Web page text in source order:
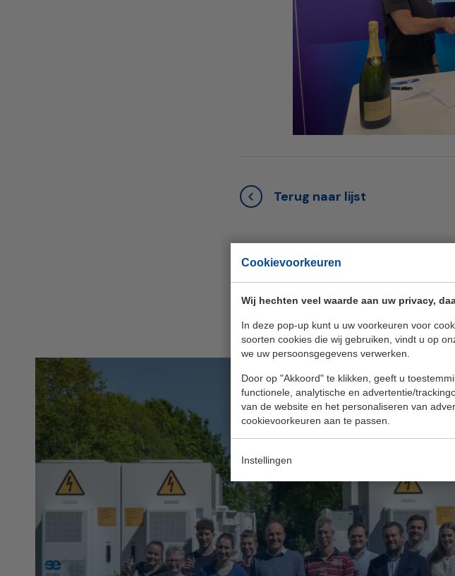
Cookievoorkeuren
Wij hechten veel waarde aan uw privacy,
In deze pop-up kunt u uw voorkeuren voor
soorten cookies die wij gebruiken, vindt u op
we uw persoonsgegevens verwerken.
Door op "Akkoord" te klikken, geeft u
functionele, analytische en advertentie/
van de website en het personaliseren van
cookievoorkeuren aan te passen.
Instellingen
Terug naar lijst
Andere